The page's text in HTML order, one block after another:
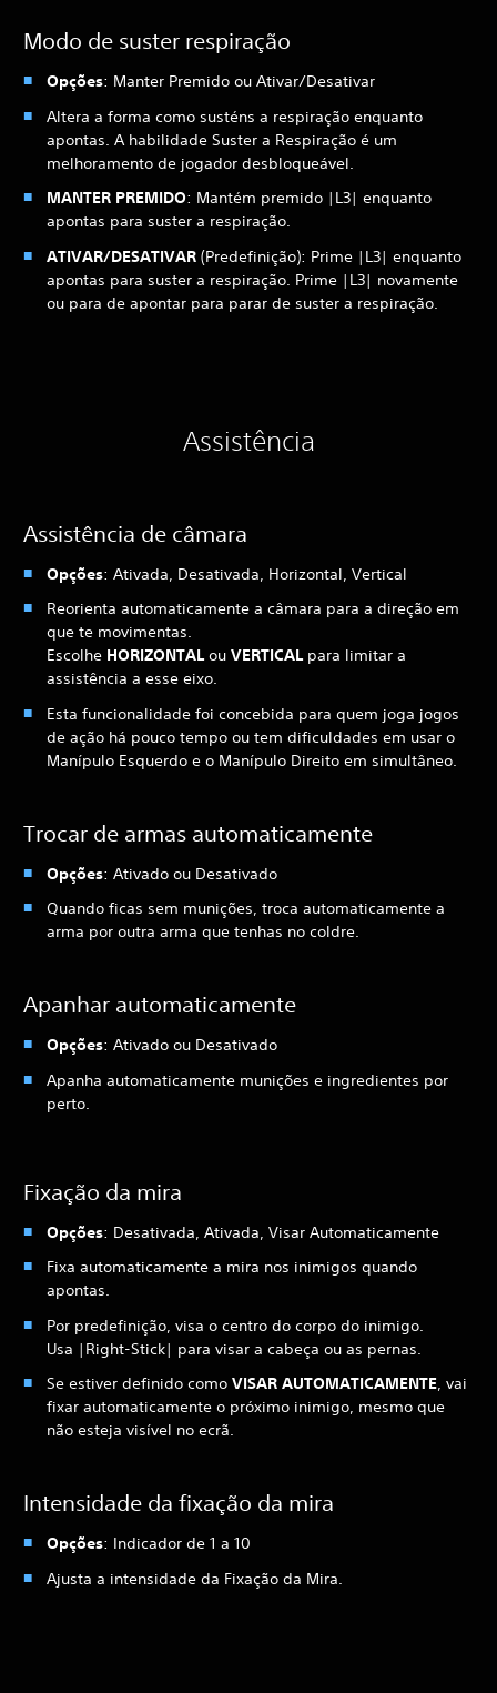
Modo de suster respiração
Opções: Manter Premido ou Ativar/Desativar
Altera a forma como susténs a respiração enquanto
apontas. A habilidade Suster a Respiração é um
melhoramento de jogador desbloqueável.
MANTER PREMIDO: Mantém premido |L3| enquanto
apontas para suster a respiração.
ATIVAR/DESATIVAR (Predefinição): Prime |L3| enquanto
apontas para suster a respiração. Prime |L3| novamente
ou para de apontar para parar de suster a respiração.
Assistência
Assistência de câmara
Opções: Ativada, Desativada, Horizontal, Vertical
Reorienta automaticamente a câmara para a direção em
que te movimentas.
Escolhe HORIZONTALou VERTICALpara limitar a
assistência a esse eixo.
Esta funcionalidade foi concebida para quem joga jogos
de ação há pouco tempo ou tem dificuldades em usar o
Manípulo Esquerdo e o Manípulo Direito em simultâneo.
Trocar de armas automaticamente
Opções: Ativado ou Desativado
Quando ficas sem munições, troca automaticamente a
arma por outra arma que tenhas no coldre.
Apanhar automaticamente
Opções: Ativado ou Desativado
Apanha automaticamente munições e ingredientes por
perto.
Fixação da mira
Opções: Desativada, Ativada, Visar Automaticamente
Fixa automaticamente a mira nos inimigos quando
apontas.
Por predefinição, visa o centro do corpo do inimigo.
Usa |Right-Stick| para visar a cabeça ou as pernas.
Se estiver definido como VISAR AUTOMATICAMENTE, vai
fixar automaticamente o próximo inimigo, mesmo que
não esteja visível no ecrã.
Intensidade da fixação da mira
Opções: Indicador de 1 a 10
Ajusta a intensidade da Fixação da Mira.